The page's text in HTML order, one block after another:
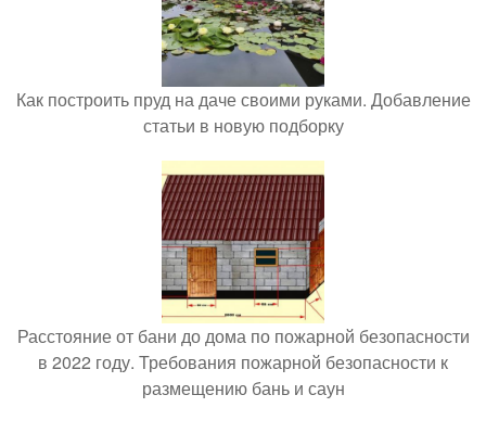
Как построить пруд на даче своими руками. Добавление
статьи в новую подборку
Расстояние от бани до дома по пожарной безопасности
в 2022 году. Требования пожарной безопасности к
размещению бань и саун